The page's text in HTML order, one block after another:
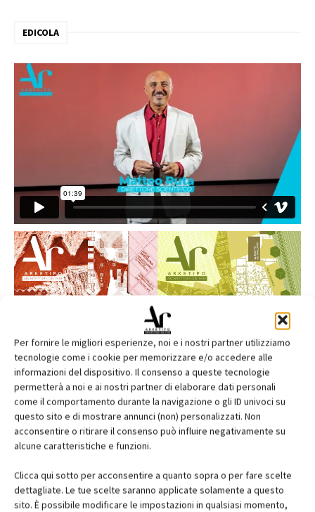
Per fornire le migliori esperienze, noi e i nostri partner utilizziamo
tecnologie come i cookie per memorizzare e/o accedere alle
informazioni del dispositivo. Il consenso a queste tecnologie
permetterà a noi e ai nostri partner di elaborare dati personali
come il comportamento durante la navigazione o gli ID univoci su
questo sito e di mostrare annunci (non) personalizzati. Non
acconsentire o ritirare il consenso può influire negativamente su
alcune caratteristiche e funzioni.
Clicca qui sotto per acconsentire a quanto sopra o per fare scelte
dettagliate. Le tue scelte saranno applicate solamente a questo
sito. È possibile modificare le impostazioni in qualsiasi momento,
EDICOLA
Edicola web
Abbonati e regala
Iscriviti alla newsletter